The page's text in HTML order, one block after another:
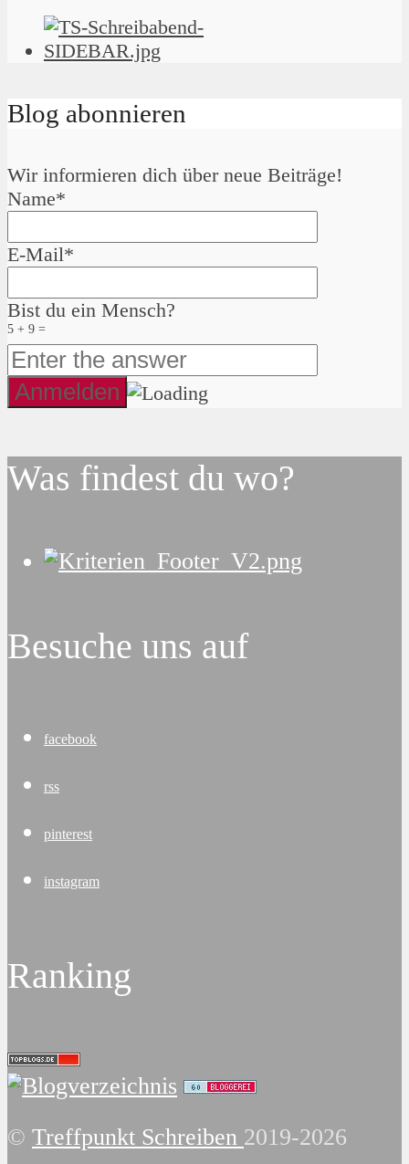
Blog abonnieren
Wir informieren dich über neue Beiträge!
Name*
E-Mail*
Bist du ein Mensch?
5 + 9 =
Was findest du wo?
Besuche uns auf
facebook
rss
pinterest
instagram
Ranking
© Treffpunkt Schreiben 2019-2026